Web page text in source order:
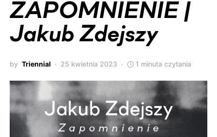
ZAPOMNIENIE |
Jakub Zdejszy
by Triennial 25 kwietnia 2023 1 minuta czytania